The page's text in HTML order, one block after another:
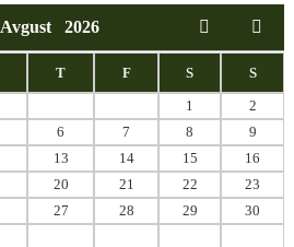
Avgust 2026
T F S
S
1
2
6 7 8
9
13 14 15
16
20 21 22
23
27 28 29
30